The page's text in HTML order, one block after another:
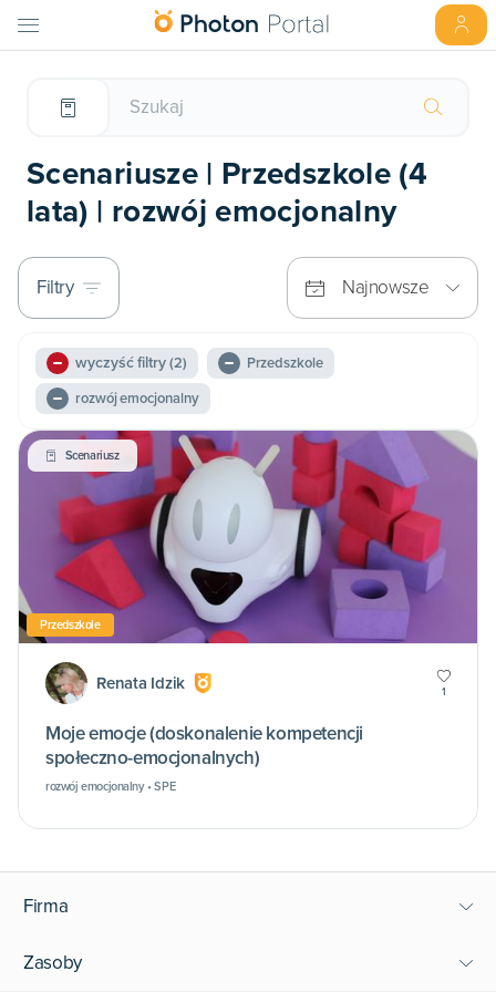
Scenariusze | Przedszkole (4
lata) | rozwój emocjonalny
Filtry Najnowsze
wyczyść filtry(2)
Przedszkole
rozwój emocjonalny
Scenariusz
Przedszkole
Renata Idzik 1
Moje emocje (doskonalenie kompetencji
społeczno-emocjonalnych)
rozwój emocjonalny • SPE
Firma
Zasoby